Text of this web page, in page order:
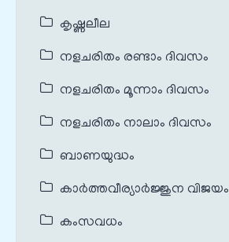
കൃഷ്ണലീല
നളചരിതം രണ്ടാം ദിവസം
നളചരിതം മൂന്നാം ദിവസം
നളചരിതം നാലാം ദിവസം
ബാണയുദ്ധം
കാർത്തവീര്യാർജ്ജുന വിജയം
കംസവധം